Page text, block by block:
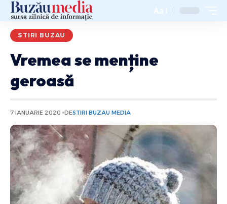
Aa
STIRI BUZAU
Vremea se menține
geroasă
7 IANUARIE 2020 DESTIRI BUZAU MEDIA